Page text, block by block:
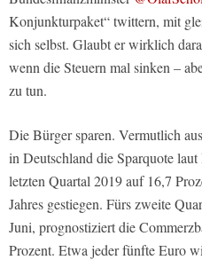
Konjunkturpaket“ twittern, mit
sich selbst. Glaubt er wirklich
wenn die Steuern mal sinken –
zu tun.
Die Bürger sparen. Vermutlich
in Deutschland die Sparquote
letzten Quartal 2019 auf 16,7
Jahres gestiegen. Fürs zweite
Juni, prognostiziert die
Prozent. Etwa jeder fünfte Euro